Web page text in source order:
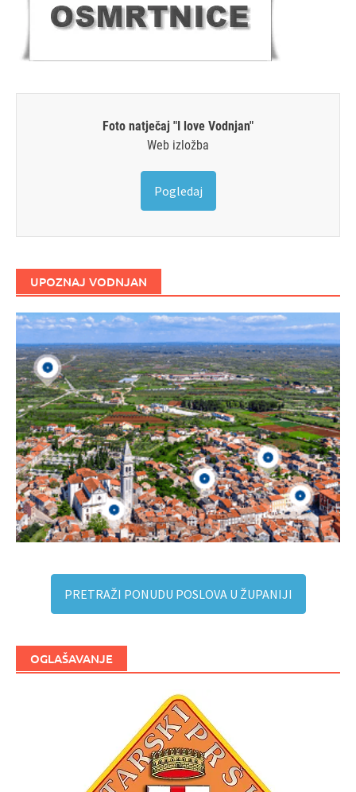
Foto natječaj "I love Vodnjan"
Web izložba
Pogledaj
UPOZNAJ VODNJAN
PRETRAŽI PONUDU POSLOVA U ŽUPANIJI
OGLAŠAVANJE